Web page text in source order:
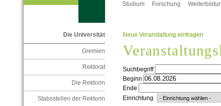
Studium Forschung
Die Universität
Gremien
Rektorat
Die Rektorin
Stabsstellen der Rektorin
Neue Veranstaltung eintragen
Suchbegriff
Beginn
Ende
Einrichtung